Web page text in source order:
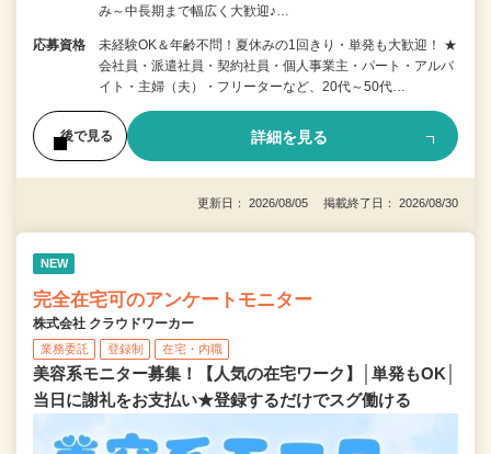
み～中長期まで幅広く大歓迎♪…
応募資格
未経験OK＆年齢不問！夏休みの1回きり・単発も大歓迎！ ★
会社員・派遣社員・契約社員・個人事業主・パート・アルバ
イト・主婦（夫）・フリーターなど、20代～50代…
後で見る 詳細を見る
更新日： 2026/08/05 掲載終了日： 2026/08/30
NEW
完全在宅可のアンケートモニター
株式会社 クラウドワーカー
業務委託 登録制 在宅・内職
美容系モニター募集！【人気の在宅ワーク】│単発もOK│
当日に謝礼をお支払い★登録するだけでスグ働ける